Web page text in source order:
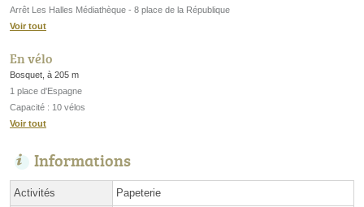
Arrêt Les Halles Médiathèque - 8 place de la République
Voir tout
En vélo
Bosquet, à 205 m
1 place d'Espagne
Capacité : 10 vélos
Voir tout
Informations
Activités Papeterie